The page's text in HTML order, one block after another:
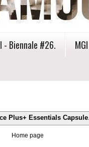
- Biennale #26.
Plus+ Essentials Capsule.
Home page